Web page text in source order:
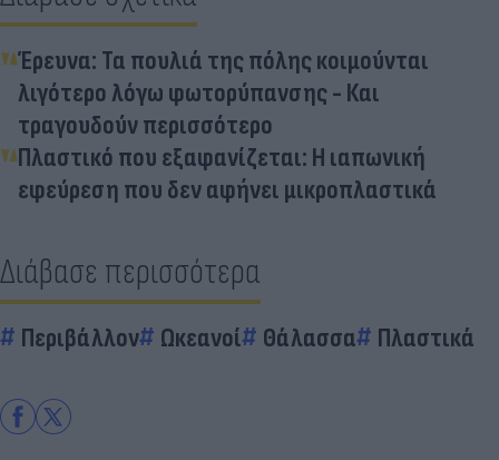
Έρευνα: Τα πουλιά της πόλης κοιμούνται
λιγότερο λόγω φωτορύπανσης - Και
τραγουδούν περισσότερο
Πλαστικό που εξαφανίζεται: Η ιαπωνική
εφεύρεση που δεν αφήνει μικροπλαστικά
Διάβασε περισσότερα
Περιβάλλον Ωκεανοί Θάλασσα Πλαστικά